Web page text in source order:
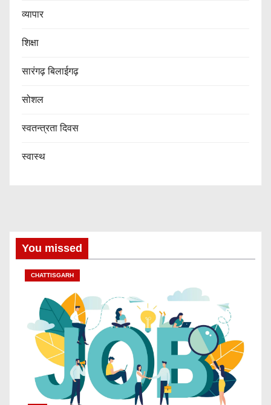
व्यापार
शिक्षा
सारंगढ़ बिलाईगढ़
सोशल
स्वतन्त्रता दिवस
स्वास्थ
You missed
CHATTISGARH